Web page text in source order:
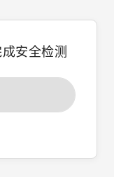
安全检测